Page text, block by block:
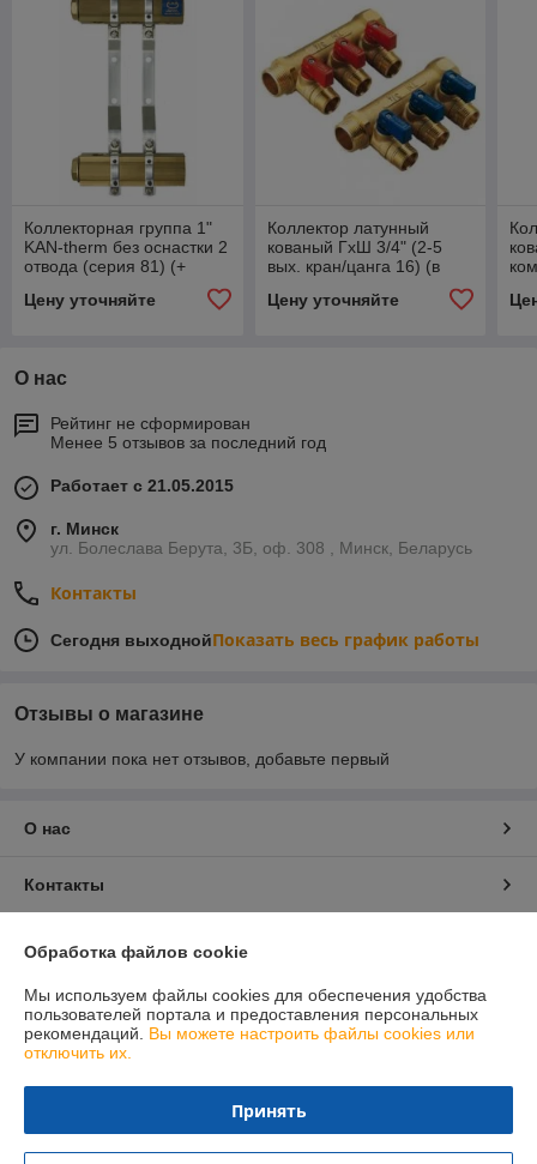
Коллекторная группа 1"
KAN-therm без оснастки 2
отвода (серия 81) (+
Цену уточняйте
Коллектор латунный
кованый ГxШ 3/4" (2-5
вых. кран/цанга 16) (в
Цену уточняйте
О нас
Рейтинг не сформирован
Менее 5 отзывов за последний год
Работает с 21.05.2015
г. Минск
ул. Болеслава Берута, 3Б, оф. 308 , Минск, Беларусь
Контакты
Сегодня выходнойПоказать весь график работы
Отзывы о магазине
У компании пока нет отзывов, добавьте первый
О нас
Контакты
Доставка и оплата
График работы
Полная версия сайта
Политика обработки cookies
Обработка файлов cookie
Мы используем файлы cookies для обеспечения удобства
пользователей портала и предоставления персональных
рекомендаций. Вы можете настроить файлы cookies или
отключить их.
Принять